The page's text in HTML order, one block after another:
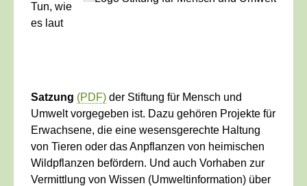
Tun, wie
es laut
Satzung (PDF) der Stiftung für Mensch und
Umwelt vorgegeben ist. Dazu gehören Projekte für
Erwachsene, die eine wesensgerechte Haltung
von Tieren oder das Anpflanzen von heimischen
Wildpflanzen befördern. Und auch Vorhaben zur
Vermittlung von Wissen (Umweltinformation) über